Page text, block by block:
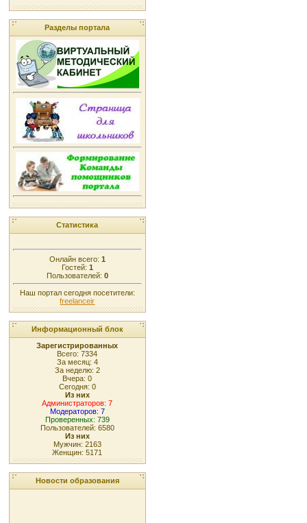
Разделы портала
Статистика
Онлайн всего: 1
Гостей: 1
Пользователей: 0
Наш портал сегодня посетители:
freelanceir
Информационный блок
Зарегистрированных
Всего: 7334
За месяц: 4
За неделю: 2
Вчера: 0
Сегодня: 0
Из них
Администраторов: 7
Модераторов: 7
Проверенных: 739
Пользователей: 6580
Из них
Мужчин: 2163
Женщин: 5171
Новости образования